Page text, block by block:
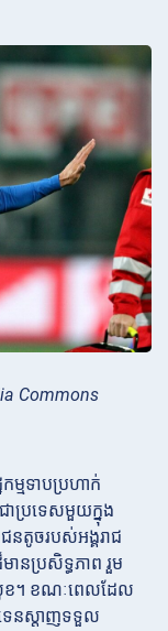
Commons
ម្មទាបប្រហាក់
ប្រទេសមួយក្នុង
តូចរបស់អង្គរាជ
នប្រសិទ្ធភាព រួម
ខ។ ខណៈពេលដែល
េនស្តាញទទួល